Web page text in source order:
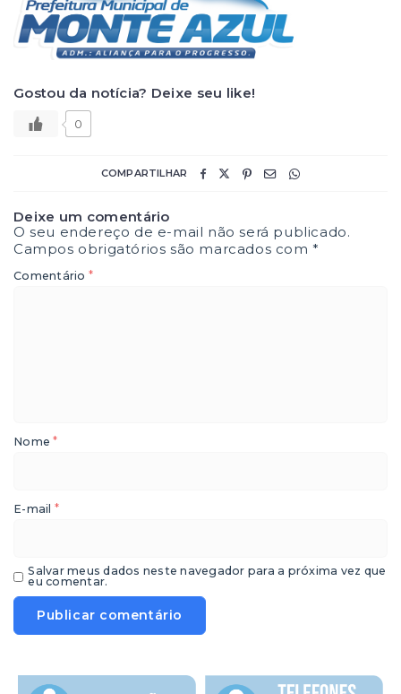
Gostou da notícia? Deixe seu like!
0
COMPARTILHAR
Deixe um comentário
O seu endereço de e-mail não será publicado.
Campos obrigatórios são marcados com*
Comentário *
Nome*
E-mail *
Salvar meus dados neste navegador para a próxima vez que
eu comentar.